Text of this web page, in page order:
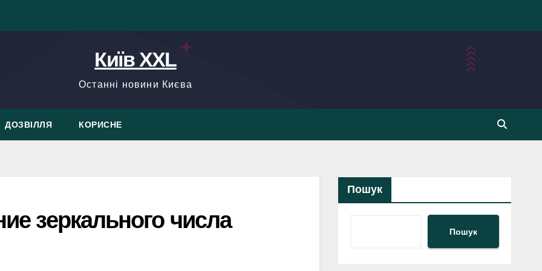
Київ XXL
Останні новини Києва
ДОЗВІЛЛЯ КОРИСНЕ
зеркального числа
Пошук
Пошук